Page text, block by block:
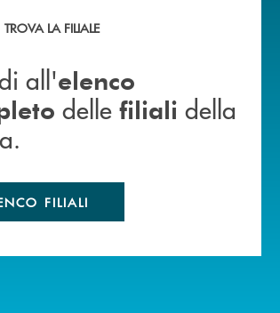
elenco completo delle filiali della
TROVA LA FILIALE
all'elenco
delle filiali della
FILIALI